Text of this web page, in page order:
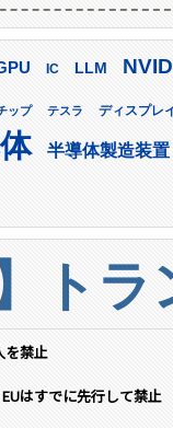
IC LLM
ップ テスラ ディスプレ
半導体製造装置
ト
を禁止
はすでに先行して禁止